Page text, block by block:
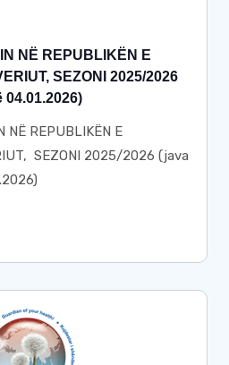
NË REPUBLIKËN E
SEZONI 2025/2026
04.01.2026)
NË REPUBLIKËN E
SEZONI 2025/2026 (java